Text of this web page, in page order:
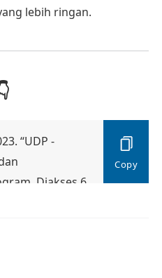
lebih ringan.
“UDP -
Diakses 6